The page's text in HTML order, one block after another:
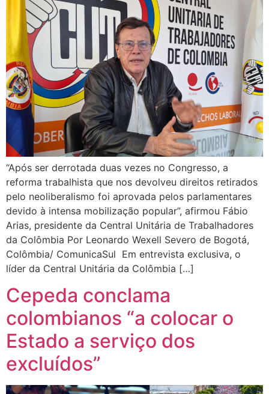
“Após ser derrotada duas vezes no Congresso, a
reforma trabalhista que nos devolveu direitos retirados
pelo neoliberalismo foi aprovada pelos parlamentares
devido à intensa mobilização popular”, afirmou Fábio
Arias, presidente da Central Unitária de Trabalhadores
da Colômbia Por Leonardo Wexell Severo de Bogotá,
Colômbia/ ComunicaSul Em entrevista exclusiva, o
líder da Central Unitária da Colômbia […]
Cepeda conclama
colombianos “a colocar o
Estado a serviço dos
excluídos”